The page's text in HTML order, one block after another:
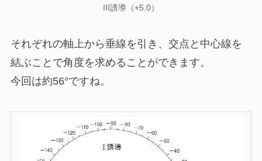
III誘導（+5.0）
それぞれの軸上から垂線を引き、交点と中心線を
結ぶことで角度を求めることができます。
今回は約56°ですね。